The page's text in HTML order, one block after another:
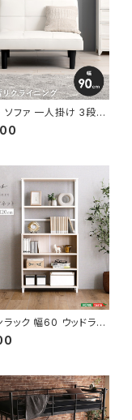
ソファ 一人掛け 3段階
ング ローソファー 一
新生活 幅90
ラック 幅60 ウッドラッ
シェルフ 収納棚 マル
ット ディスプレイラッ